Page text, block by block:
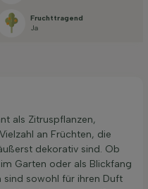
Fruchttragend
Ja
als Zitruspflanzen,
an Früchten, die
dekorativ sind. Ob
Garten oder als Blickfang
sind sowohl für ihren Duft